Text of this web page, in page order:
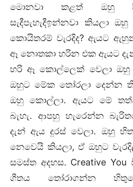
මොනවා කළත් ඔහු
සැදීපැහැදීඉන්නවා කියලා
කොයිතරම් වැරදිද? ඇයට
ඈ නොතකා හරින එක ඇයට
හරි ඈ කොල්ලෙක් වෙලා
ඔහුට මේක තෝරලා දෙන්න
ඔහු කොල්ලා. ඇයට මේ
බැහැ. ආපහු හැරෙන්න
දැන් ඇය දුරස් වෙලා. ඔහු
නෙවෙයි කියලා, ඒ ඔහුට
සමස්ත අදහස. Creative You
ගීතය තෝරාගන්න